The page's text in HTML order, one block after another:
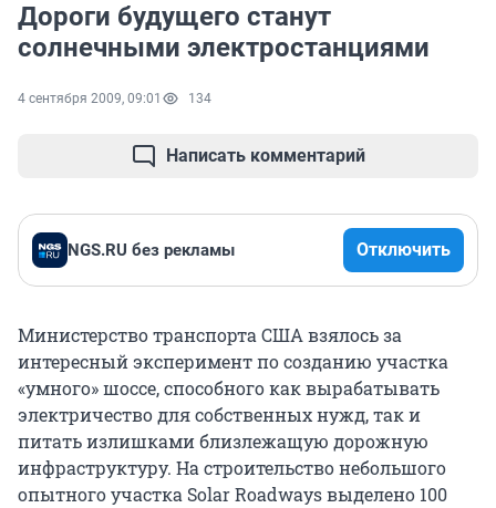
Дороги будущего станут
солнечными электростанциями
4 сентября 2009, 09:01 134
Написать комментарий
NGS.RU без рекламы Отключить
Министерство транспорта США взялось за
интересный эксперимент по созданию участка
«умного» шоссе, способного как вырабатывать
электричество для собственных нужд, так и
питать излишками близлежащую дорожную
инфраструктуру. На строительство небольшого
опытного участка Solar Roadways выделено 100